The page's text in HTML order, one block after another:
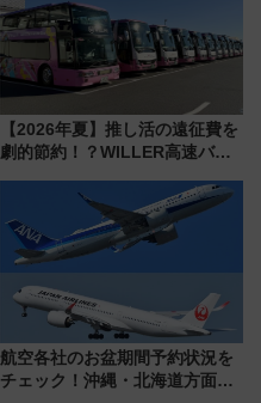
【2026年夏】推し活の遠征費を
劇的節約！？WILLER高速バス
温泉の最強ルート 予約期間・
対象路線まとめ
航空各社のお盆期間予約状況を
チェック！沖縄・北海道方面は